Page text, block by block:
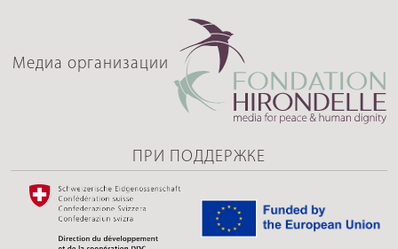
Медиа организации
ПРИ ПОДДЕРЖКЕ